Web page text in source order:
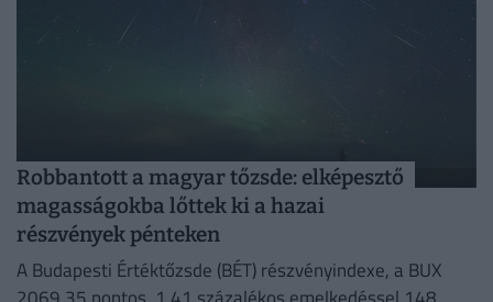
Robbantott a magyar tőzsde: elképesztő
magasságokba lőttek ki a hazai
részvények pénteken
A Budapesti Értéktőzsde (BÉT) részvényindexe, a BUX